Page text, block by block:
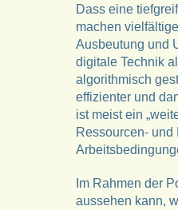
Dass eine
machen
Ausbeutung und
digitale Technik
algorithmisch
effizienter und
ist meist ein
Ressourcen-
Im Rahmen der
aussehen kann,